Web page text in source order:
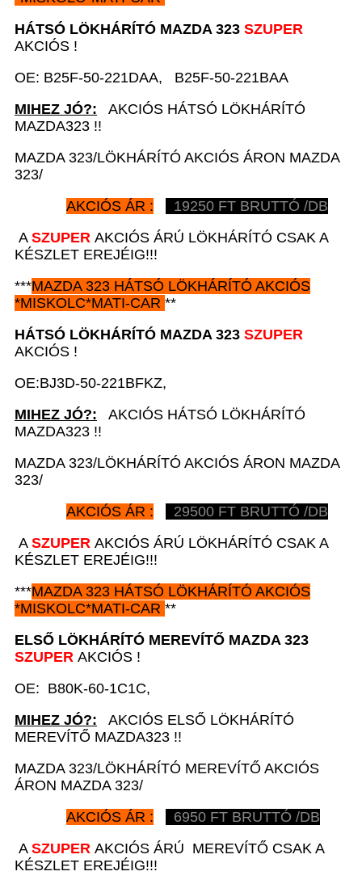
HÁTSÓ LÖKHÁRÍTÓ MAZDA 323 SZUPER
AKCIÓS !
OE: B25F-50-221DAA, B25F-50-221BAA
MIHEZ JÓ?: AKCIÓS HÁTSÓ LÖKHÁRÍTÓ
MAZDA323 !!
MAZDA 323/LÖKHÁRÍTÓ AKCIÓS ÁRON MAZDA
323/
AKCIÓS ÁR :
19250 FT BRUTTÓ /DB
A SZUPER AKCIÓS ÁRÚ LÖKHÁRÍTÓ CSAK A
KÉSZLET EREJÉIG!!!
***MAZDA 323 HÁTSÓ LÖKHÁRÍTÓ AKCIÓS
*MISKOLC*MATI-CAR **
HÁTSÓ LÖKHÁRÍTÓ MAZDA 323 SZUPER
AKCIÓS !
OE:BJ3D-50-221BFKZ,
MIHEZ JÓ?: AKCIÓS HÁTSÓ LÖKHÁRÍTÓ
MAZDA323 !!
MAZDA 323/LÖKHÁRÍTÓ AKCIÓS ÁRON MAZDA
323/
AKCIÓS ÁR :
29500 FT BRUTTÓ /DB
A SZUPER AKCIÓS ÁRÚ LÖKHÁRÍTÓ CSAK A
KÉSZLET EREJÉIG!!!
***MAZDA 323 HÁTSÓ LÖKHÁRÍTÓ AKCIÓS
*MISKOLC*MATI-CAR **
ELSŐ LÖKHÁRÍTÓ MEREVÍTŐ MAZDA 323
SZUPER AKCIÓS !
OE: B80K-60-1C1C,
MIHEZ JÓ?: AKCIÓS ELSŐ LÖKHÁRÍTÓ
MEREVÍTŐ MAZDA323 !!
MAZDA 323/LÖKHÁRÍTÓ MEREVÍTŐ AKCIÓS
ÁRON MAZDA 323/
AKCIÓS ÁR :
6950 FT BRUTTÓ /DB
A SZUPER AKCIÓS ÁRÚ MEREVÍTŐ CSAK A
KÉSZLET EREJÉIG!!!